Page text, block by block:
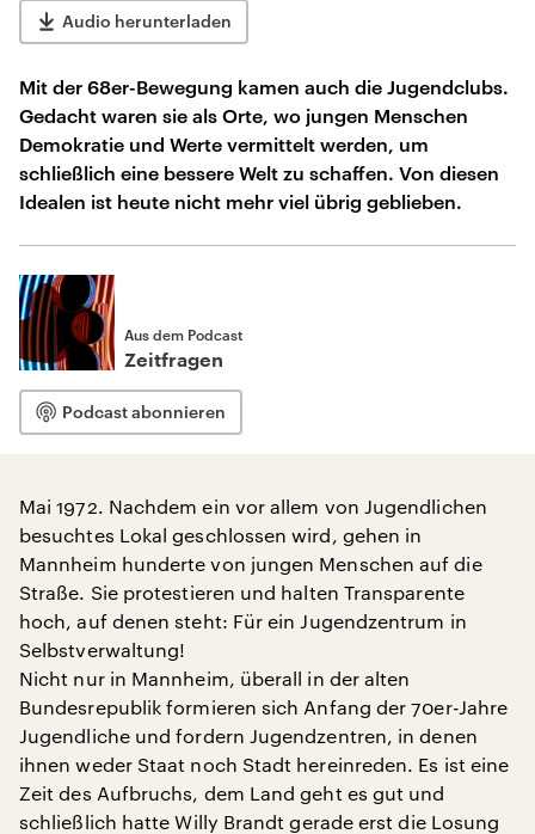
Audio herunterladen
Mit der 68er-Bewegung kamen auch die Jugendclubs.
Gedacht waren sie als Orte, wo jungen Menschen
Demokratie und Werte vermittelt werden, um
schließlich eine bessere Welt zu schaffen. Von diesen
Idealen ist heute nicht mehr viel übrig geblieben.
Aus dem Podcast
Zeitfragen
Podcast abonnieren
Mai 1972. Nachdem ein vor allem von Jugendlichen
besuchtes Lokal geschlossen wird, gehen in
Mannheim hunderte von jungen Menschen auf die
Straße. Sie protestieren und halten Transparente
hoch, auf denen steht: Für ein Jugendzentrum in
Selbstverwaltung!
Nicht nur in Mannheim, überall in der alten
Bundesrepublik formieren sich Anfang der 70er-Jahre
Jugendliche und fordern Jugendzentren, in denen
ihnen weder Staat noch Stadt hereinreden. Es ist eine
Zeit des Aufbruchs, dem Land geht es gut und
schließlich hatte Willy Brandt gerade erst die Losung